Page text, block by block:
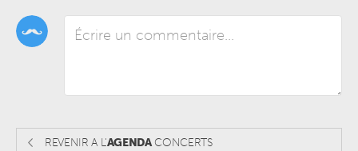
REVENIR A L'AGENDACONCERTS